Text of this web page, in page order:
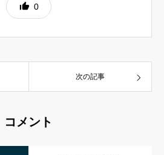
0
次の記事
コメント